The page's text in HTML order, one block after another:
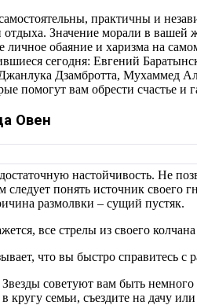
практичны и
Значение морали в
обаяние и харизма на
сегодня: Евгений
Дзамбротта, Мухаммед
помогут вам обрести счастье и
Овен
настойчивость. Не
понять источник
размолвки – сущий пустяк.
все стрелы из своего
что вы быстро справитесь
Звезды советуют вам быть
семьи, съездите на дачу или